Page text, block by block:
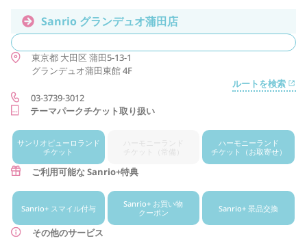
Sanrio グランデュオ蒲田店
東京都 大田区 蒲田5-13-1
グランデュオ蒲田東館 4F
ルートを検索
03-3739-3012
テーマパークチケット取り扱い
サンリオ ピューロランド
チケット
ランド
（常備）
ハーモニーランド
チケット
（お取寄せ）
ご利用可能な Sanrio+特典
Sanrio+ スマイル付与
Sanrio+ お買い物
クーポン
Sanrio+ 景品交換
その他のサービス